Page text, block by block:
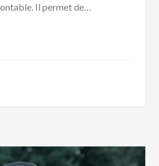
Il permet de…